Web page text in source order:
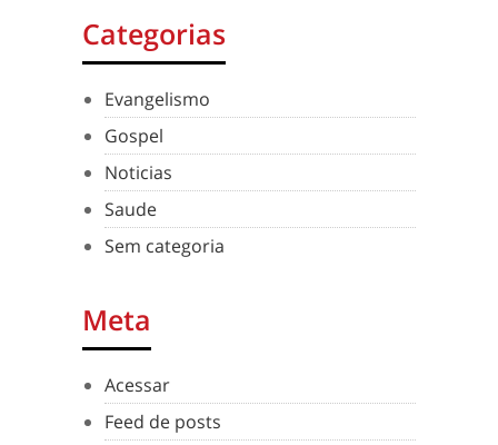
Categorias
Evangelismo
Gospel
Noticias
Saude
Sem categoria
Meta
Acessar
Feed de posts